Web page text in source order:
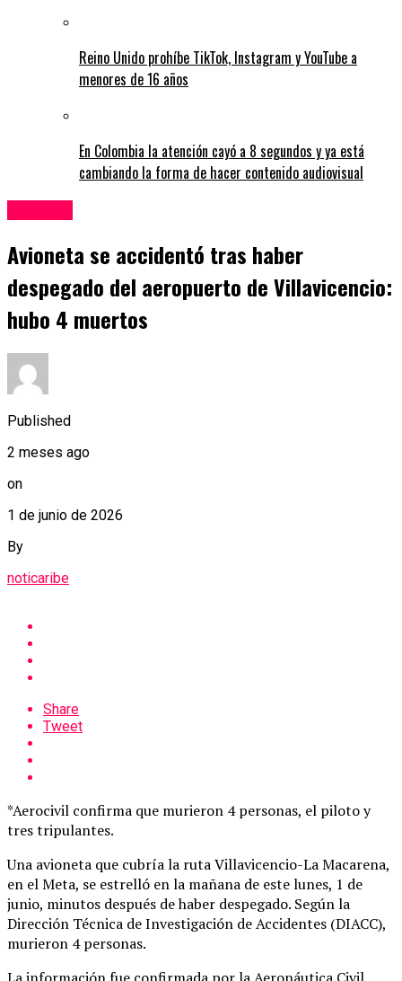
Reino Unido prohíbe TikTok, Instagram y YouTube a
menores de 16 años
En Colombia la atención cayó a 8 segundos y ya está
cambiando la forma de hacer contenido audiovisual
Avioneta se accidentó tras haber
despegado del aeropuerto de Villavicencio:
hubo 4 muertos
Published
2 meses ago
on
1 de junio de 2026
By
noticaribe
Share
Tweet
*Aerocivil confirma que murieron 4 personas, el piloto y
tres tripulantes.
Una avioneta que cubría la ruta Villavicencio-La Macarena,
en el Meta, se estrelló en la mañana de este lunes, 1 de
junio, minutos después de haber despegado. Según la
Dirección Técnica de Investigación de Accidentes (DIACC),
murieron 4 personas.